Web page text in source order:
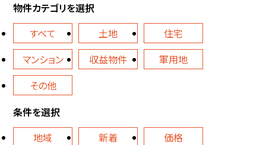
物件カテゴリを選択
すべて
土地
住宅
マンション
収益物件
軍用地
その他
条件を選択
地域
新着
価格